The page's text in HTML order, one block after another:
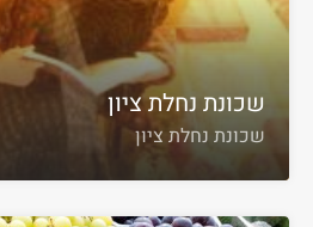
שכונת נחלת ציון
שכונת נחלת ציון